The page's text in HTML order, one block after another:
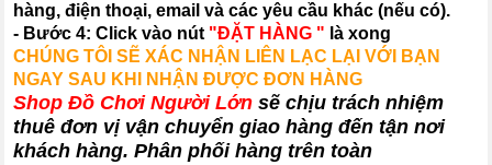
hàng, điện thoại, email và các yêu cầu khác (nếu có).
- Bước 4: Click vào nút "ĐẶT HÀNG " là xong
CHÚNG TÔI SẼ XÁC NHẬN LIÊN LẠC LẠI VỚI BẠN
NGAY SAU KHI NHẬN ĐƯỢC ĐƠN HÀNG
Shop Đồ Chơi Người Lớn sẽ chịu trách nhiệm
thuê đơn vị vận chuyển giao hàng đến tận nơi
khách hàng. Phân phối hàng trên toàn